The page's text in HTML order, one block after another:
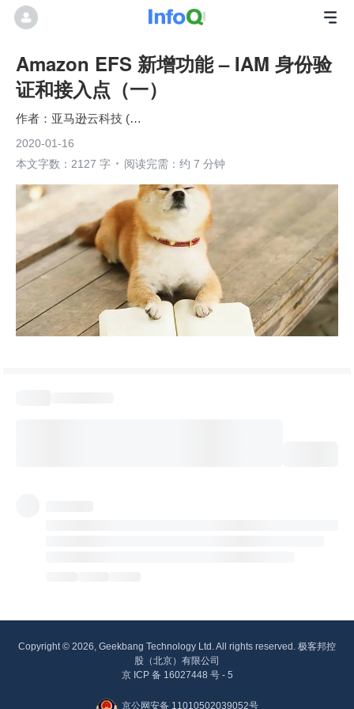
Amazon EFS 新增功能 – IAM 身份验
证和接入点（一）
亚马逊云科技 (Amazon Web Services）
2020-01-16
本文字数：2127 字
阅读完需：约 7 分钟
Copyright © 2026, Geekbang Technology Ltd. All rights reserved. 极客邦控
股（北京）有限公司
京 ICP 备 16027448 号 - 5
京公网安备 11010502039052号